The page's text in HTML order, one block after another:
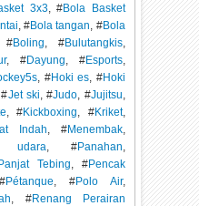
3x3, #Bola Basket
, #Bola tangan , #Bola
, #Boling , #Bulutangkis,
, #Dayung , #Esports,
, #Hoki es , #Hoki
, #Jet ski , #Judo , #Jujitsu
, #Kickboxing , #Kriket,
Indah , #Menembak,
udara , #Panahan
Tebing , #Pencak
Pétanque , #Polo Air,
, #Renang Perairan